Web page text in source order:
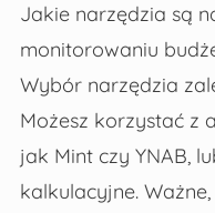
Jakie narzędzia są
monitorowaniu
Wybór narzędzia
Możesz korzystać z
jak Mint czy YNAB,
kalkulacyjne.